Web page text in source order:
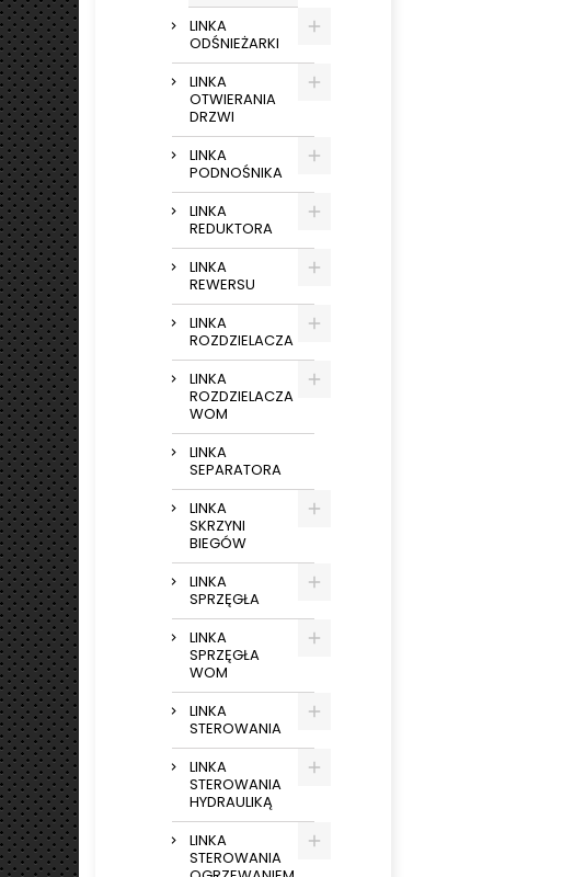
LINKA
ODŚNIEŻARKI
LINKA
OTWIERANIA
DRZWI
LINKA
PODNOŚNIKA
LINKA
REDUKTORA
LINKA
REWERSU
LINKA
ROZDZIELACZA
LINKA
ROZDZIELACZA
WOM
LINKA
SEPARATORA
LINKA
SKRZYNI
BIEGÓW
LINKA
SPRZĘGŁA
LINKA
SPRZĘGŁA
WOM
LINKA
STEROWANIA
LINKA
STEROWANIA
HYDRAULIKĄ
LINKA
STEROWANIA